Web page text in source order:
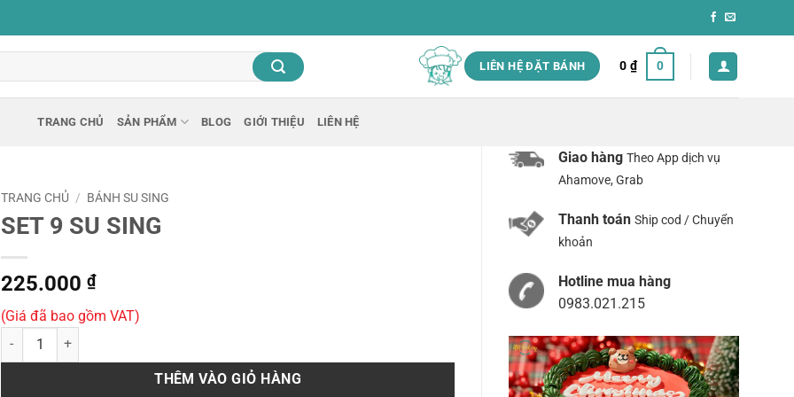
LIÊN HỆ ĐẶT BÁNH 0 ₫ 0
TRANG CHỦ SẢN PHẨM BLOG GIỚI THIỆU LIÊN HỆ
Giao hàng Theo App dịch vụ
Ahamove, Grab
Thanh toán Ship cod / Chuyển
khoản
Hotline mua hàng
0983.021.215
TRANG CHỦ / BÁNH SU SING
SET 9 SU SING
225.000₫
(Giá đã bao gồm VAT)
SET 9 SU SING số lượng
THÊM VÀO GIỎ HÀNG